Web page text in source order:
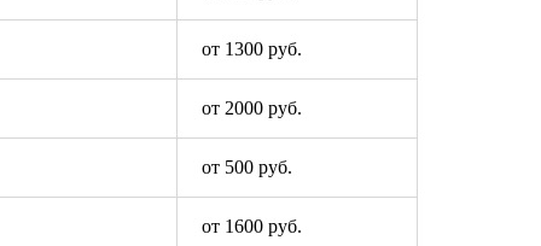
от 1300 руб.
от 2000 руб.
от 500 руб.
от 1600 руб.